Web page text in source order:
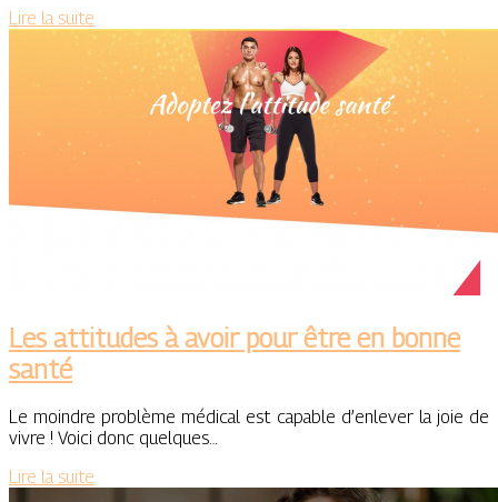
Lire la suite
Les attitudes à avoir pour être en bonne
santé
Le moindre problème médical est capable d’enlever la joie de
vivre ! Voici donc quelques…
Lire la suite